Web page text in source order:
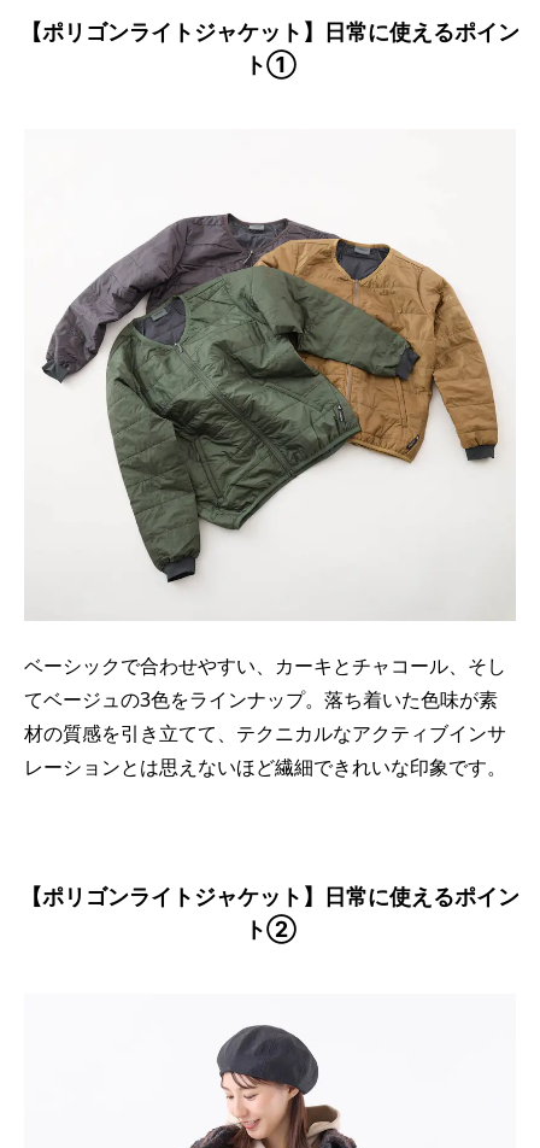
【ポリゴンライトジャケット】日常に使えるポイン
ト①
ベーシックで合わせやすい、カーキとチャコール、そし
てベージュの3色をラインナップ。落ち着いた色味が素
材の質感を引き立てて、テクニカルなアクティブインサ
レーションとは思えないほど繊細できれいな印象です。
【ポリゴンライトジャケット】日常に使えるポイン
ト②